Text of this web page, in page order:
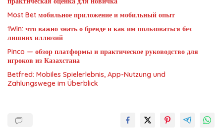
Most Bet мобильное приложение и мобильный опыт
1Win: что важно знать о бренде и как им пользоваться без
лишних иллюзий
Pinco — обзор платформы и практическое руководство для
игроков из Казахстана
Betfred: Mobiles Spielerlebnis, App-Nutzung und
Zahlungswege im Überblick